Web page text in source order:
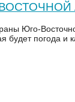
Юго-
будет погода и